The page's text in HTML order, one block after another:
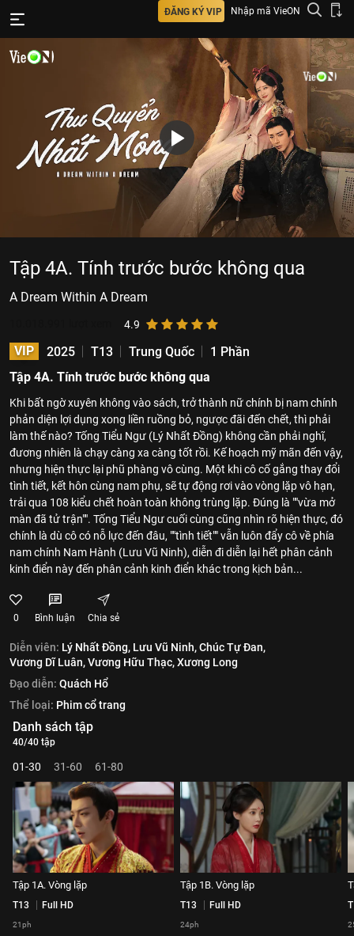
ĐĂNG KÝ VIP Nhập mã VieON
Tập 4A. Tính trước bước không qua
A Dream Within A Dream
4.9
VIP 2025 T13 Trung Quốc
1 Phần
Tập 4A. Tính trước bước không qua
Khi bất ngờ xuyên không vào sách, trở thành nữ chính bị nam chính
phản diện lợi dụng xong liền ruồng bỏ, ngược đãi đến chết, thì phải
làm thế nào? Tống Tiểu Ngư (Lý Nhất Đồng) không cần phải nghĩ,
đương nhiên là chạy càng xa càng tốt rồi. Kế hoạch mỹ mãn đến vậy,
nhưng hiện thực lại phũ phàng vô cùng. Một khi cô cố gắng thay đổi
tình tiết, kết hôn cùng nam phụ, sẽ tự động rơi vào vòng lặp vô hạn,
trải qua 108 kiểu chết hoàn toàn không trùng lặp. Đúng là ""vừa mở
màn đã tử trận"". Tống Tiểu Ngư cuối cùng cũng nhìn rõ hiện thực, đó
chính là dù cô có nỗ lực đến đâu, ""tình tiết"" vẫn luôn đẩy cô về phía
nam chính Nam Hành (Lưu Vũ Ninh), diễn đi diễn lại hết phân cảnh
kinh điển này đến phân cảnh kinh điển khác trong kịch bản...
0 Bình luận Chia sẻ
Diễn viên: Lý Nhất Đồng, Lưu Vũ Ninh,Chúc Tự Đan,
Vương Dĩ Luân,Vương Hữu Thạc,Xương Long
Đạo diễn: Quách Hổ
Thể loại: Phim cổ trang
Danh sách tập
40/40 tập
01-30 31-60 61-80
Tập 1A. Vòng lặp
T13 Full HD
21ph
Tập 1B. Vòng lặp
T13 Full HD
24ph